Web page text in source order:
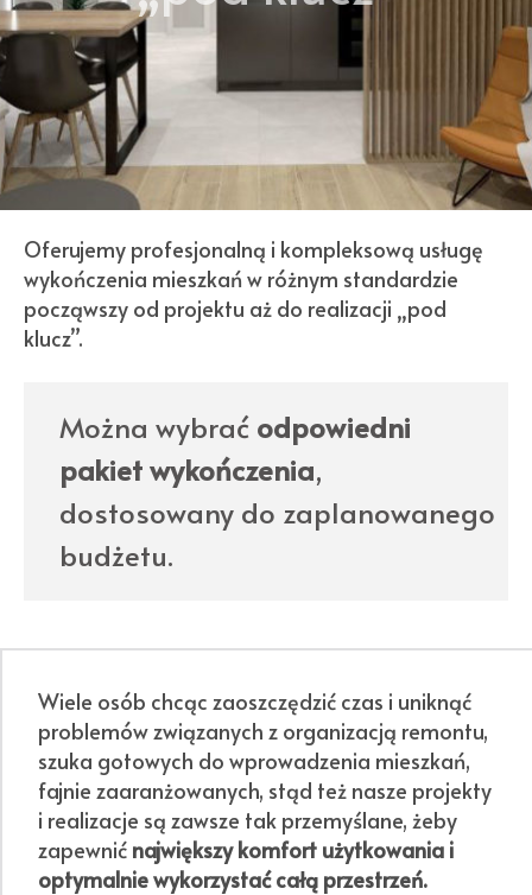
Oferujemy profesjonalną i kompleksową usługę
wykończenia mieszkań w różnym standardzie
począwszy od projektu aż do realizacji „pod
klucz”.
Można wybrać odpowiedni
pakiet wykończenia,
dostosowany do zaplanowanego
budżetu.
Wiele osób chcąc zaoszczędzić czas i uniknąć
problemów związanych z organizacją remontu,
szuka gotowych do wprowadzenia mieszkań,
fajnie zaaranżowanych, stąd też nasze projekty
i realizacje są zawsze tak przemyślane, żeby
zapewnić największy komfort użytkowania i
optymalnie wykorzystać całą przestrzeń.